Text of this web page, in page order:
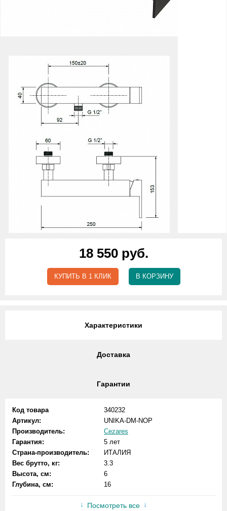
18 550 руб.
КУПИТЬ В 1 КЛИК В КОРЗИНУ
Характеристики
Доставка
Гарантии
Код товара
340232
Артикул:
UNIKA-DM-NOP
Производитель:
Cezares
Гарантия:
5 лет
Страна-производитель:
ИТАЛИЯ
Вес брутто, кг:
3.3
Высота, см:
6
Глубина, см:
16
Посмотреть все